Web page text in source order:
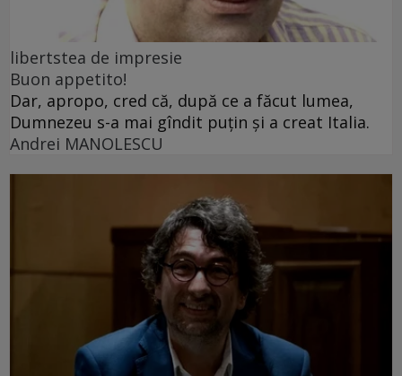
libertstea de impresie
Buon appetito!
Dar, apropo, cred că, după ce a făcut lumea,
Dumnezeu s-a mai gîndit puțin și a creat Italia.
Andrei MANOLESCU